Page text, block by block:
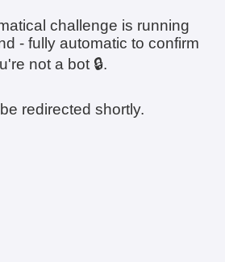
challenge is running
- fully automatic to confirm
not a bot 🔒.
be redirected shortly.